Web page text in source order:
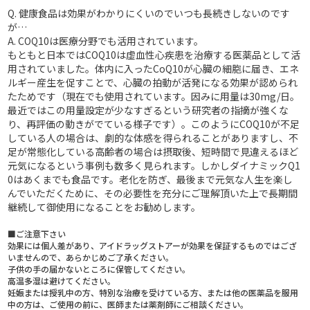
Q. 健康食品は効果がわかりにくいのでいつも長続きしないのです
が…
A.COQ10は医療分野でも活用されています。
もともと日本ではCOQ10は虚血性心疾患を治療する医薬品として活
用されていました。体内に入ったCoQ10が心臓の細胞に届き、エネ
ルギー産生を促すことで、心臓の拍動が活発になる効果が認められ
たためです（現在でも使用されています。因みに用量は30mg/日。
最近ではこの用量設定が少なすぎるという研究者の指摘が強くな
り、再評価の動きがでている様子です）。このようにCOQ10が不足
している人の場合は、劇的な体感を得られることがありますし、不
足が常態化している高齢者の場合は摂取後、短時間で見違えるほど
元気になるという事例も数多く見られます。しかしダイナミックQ1
0はあくまでも食品です。老化を防ぎ、最後まで元気な人生を楽し
んでいただくために、その必要性を充分にご理解頂いた上で長期間
継続して御使用になることをお勧めします。
■ご注意下さい
効果には個人差があり、アイドラッグストアーが効果を保証するものではござ
いませんので、あらかじめご了承ください。
子供の手の届かないところに保管してください。
高温多湿は避けてください。
妊娠または授乳中の方、特別な治療を受けている方、または他の医薬品を服用
中の方は、ご使用の前に、医師または薬剤師にご相談ください。